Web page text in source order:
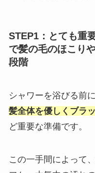
STEP1：とても重
で髪の毛のほこり
段階
シャワーを浴びる前
髪全体を優しくブラ
ど重要な準備です。
この一手間によって